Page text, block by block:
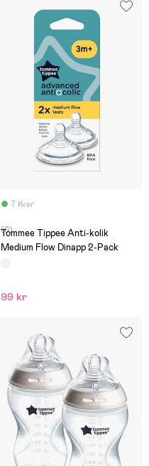
7 Kvar
(0)
Tommee Tippee Anti-kolik
Medium Flow Dinapp 2-Pack
99 kr